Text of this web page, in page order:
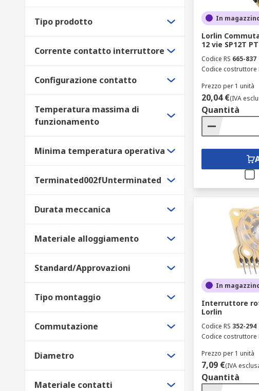
Tipo prodotto
Corrente contatto interruttore
Configurazione contatto
Temperatura massima di
funzionamento
Minima temperatura operativa
Terminated002fUnterminated
Durata meccanica
Materiale alloggiamento
Standard/Approvazioni
Tipo montaggio
Commutazione
Diametro
Materiale contatti
In
Lorlin
12 vie SP12T
Codice RS 665-837
Codice costruttore
Prezzo per 1 unità
20,04 €(IVA
Quantità
In
Interruttore
Lorlin
Codice RS 352-294
Codice costruttore
Prezzo per 1 unità
7,09 €(IVA
Quantità